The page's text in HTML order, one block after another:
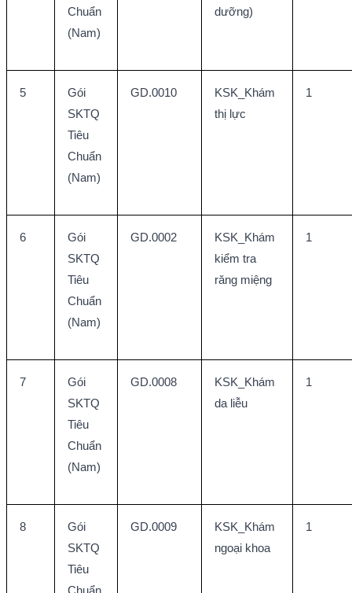
Chuẩn
(Nam)
dưỡng)
5
Gói
SKTQ
Tiêu
Chuẩn
(Nam)
GD.0010
KSK_Khám
thị lực
1
6
Gói
SKTQ
Tiêu
Chuẩn
(Nam)
GD.0002
KSK_Khám
kiểm tra
răng miệng
1
7
Gói
SKTQ
Tiêu
Chuẩn
(Nam)
GD.0008
KSK_Khám
da liễu
1
8
Gói
SKTQ
Tiêu
Chuẩn
GD.0009
KSK_Khám
ngoại khoa
1